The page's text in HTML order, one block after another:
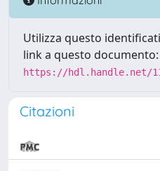
Utilizza questo
link a questo documento:
https://hdl.handle.net/
Citazioni